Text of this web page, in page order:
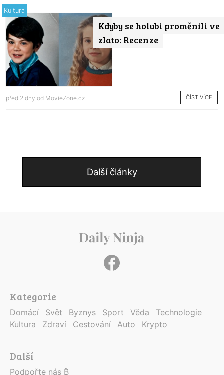
Kdyby se holubi proměnili ve
zlato: Recenze
Kultura
před 2 dny od MovieZone.cz ČÍST VÍCE
Další články
Kategorie
Domácí Svět Byznys Sport Věda
Technologie
Kultura
Zdraví Cestování Auto Krypto
Další
Podpořte nás ₿